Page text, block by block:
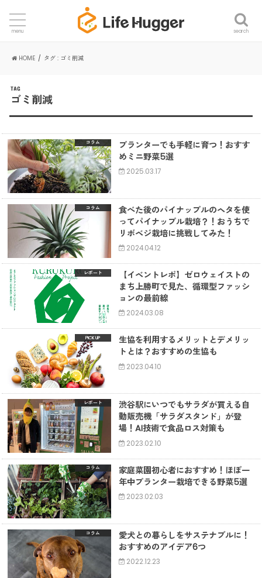
search
menu
HOME タグ : ゴミ削減
TAG
ゴミ削減
コラム
プランターでも手軽に育つ！おすす
めミニ野菜5選
2025.03.17
コラム
食べた後のパイナップルのヘタを使
ってパイナップル栽培？！おうちで
リボベジ栽培に挑戦してみた！
2024.04.12
レポート
【イベントレポ】ゼロウェイストの
まち上勝町で見た、循環型ファッシ
ョンの最前線
2024.03.08
生協を利用するメリットとデメリッ
トとは？おすすめの生協も
2023.04.10
レポート
渋谷駅にいつでもサラダが買える自
動販売機「サラダスタンド」が登
場！AI技術で食品ロス対策も
2023.02.10
コラム
家庭菜園初心者におすすめ！ほぼ一
年中プランター栽培できる野菜5選
2023.02.03
コラム
愛犬との暮らしをサステナブルに！
おすすめのアイデア6つ
2022.12.23